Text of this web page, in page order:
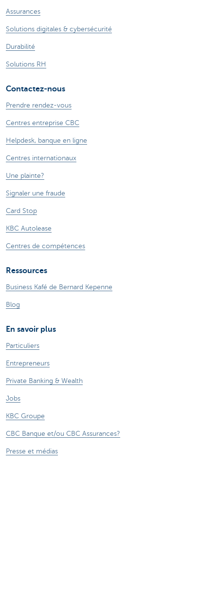
Assurances
Solutions digitales & cybersécurité
Durabilité
Solutions RH
Contactez-nous
Prendre rendez-vous
Centres entreprise CBC
Helpdesk, banque en ligne
Centres internationaux
Une plainte?
Signaler une fraude
Card Stop
KBC Autolease
Centres de compétences
Ressources
Business Kafé de Bernard Kepenne
Blog
En savoir plus
Particuliers
Entrepreneurs
Private Banking & Wealth
Jobs
KBC Groupe
CBC Banque et/ou CBC Assurances?
Presse et médias